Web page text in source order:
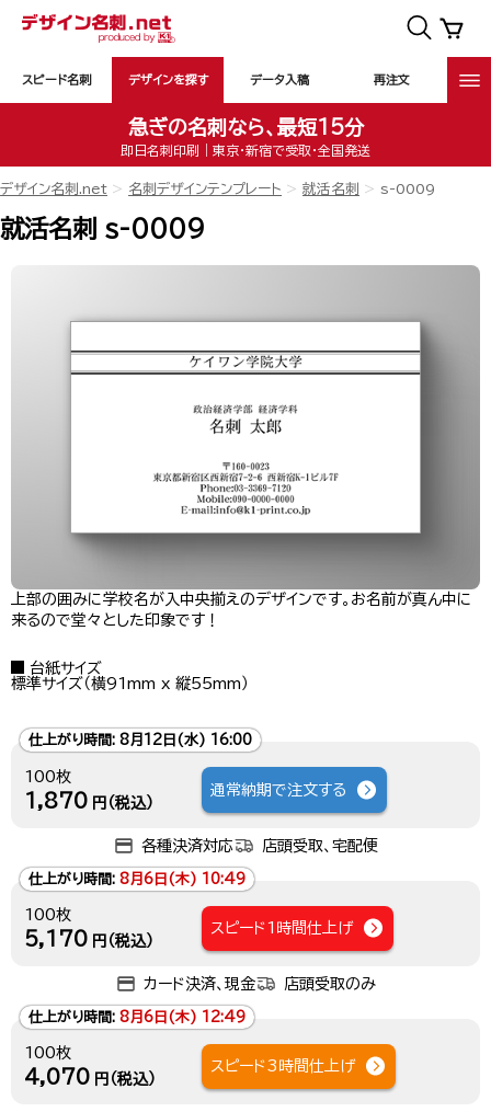
スピード名刺 デザインを探す データ入稿 再注文
急ぎの名刺なら、最短15分
即日名刺印刷｜東京・新宿で受取・全国発送
デザイン名刺.net 名刺デザインテンプレート 就活名刺 s-0009
就活名刺 s-0009
上部の囲みに学校名が入中央揃えのデザインです。お名前が真ん中に
来るので堂々とした印象です！
台紙サイズ
標準サイズ（横91mm x 縦55mm）
仕上がり時間: 8月12日(水) 16:00
100枚
1,870 円（税込）
通常納期で注文する
各種決済対応 店頭受取、宅配便
仕上がり時間: 8月6日(木) 10:49
100枚
5,170 円（税込）
スピード1時間仕上げ
カード決済、現金 店頭受取のみ
仕上がり時間: 8月6日(木) 12:49
100枚
4,070 円（税込）
スピード3時間仕上げ